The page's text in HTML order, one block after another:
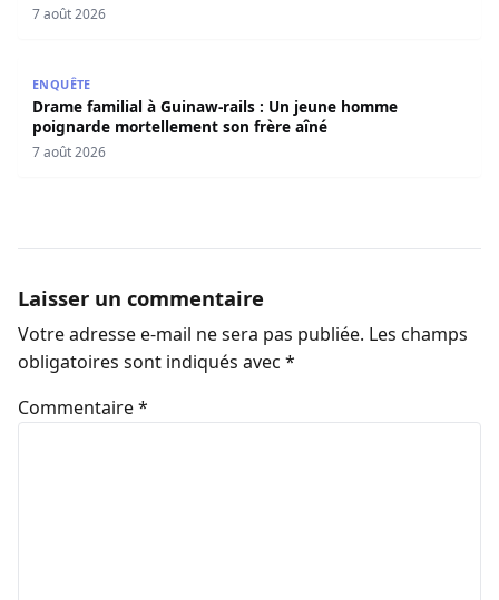
7 août 2026
ENQUÊTE
Drame familial à Guinaw-rails : Un jeune homme
poignarde mortellement son frère aîné
7 août 2026
Laisser un commentaire
Votre adresse e-mail ne sera pas publiée. Les champs
obligatoires sont indiqués avec *
Commentaire*